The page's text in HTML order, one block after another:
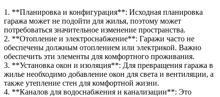
1. **Планировка и конфигурация**: Исходная планировка
гаража может не подойти для жилья, поэтому может
потребоваться значительное изменение пространства.
2. **Отопление и электроснабжение**: Гаражи часто не
обеспечены должным отоплением или электрикой. Важно
обеспечить эти элементы для комфортного проживания.
3. **Установка окон и изоляция**: Для превращения гаража в
жилье необходимо добавление окон для света и вентиляции, а
также утепление стен для комфортной жизни.
4. **Каналов для водоснабжения и канализации**: Это